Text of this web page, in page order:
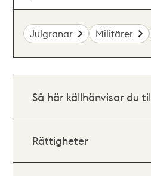
Julgranar Militärer
Så här källhänvisar du
Rättigheter